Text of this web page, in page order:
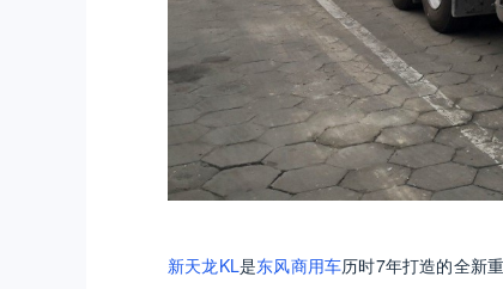
新天龙KL是东风商用车历时7年打造的全新